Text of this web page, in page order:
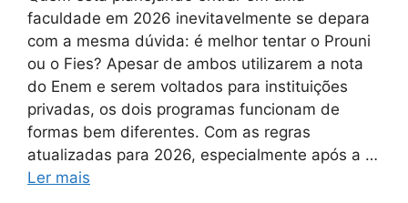
faculdade em 2026 inevitavelmente se depara
com a mesma dúvida: é melhor tentar o Prouni
ou o Fies? Apesar de ambos utilizarem a nota
do Enem e serem voltados para instituições
privadas, os dois programas funcionam de
formas bem diferentes. Com as regras
atualizadas para 2026, especialmente após a …
Ler mais